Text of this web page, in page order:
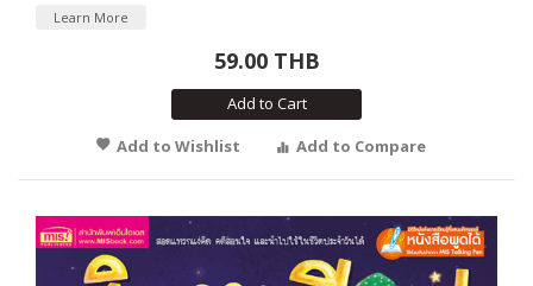
Learn More
59.00 THB
Add to Cart
Add to Wishlist
Add to Compare